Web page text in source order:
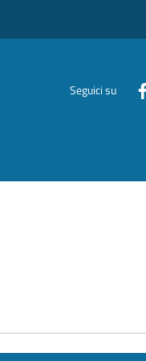
Seguici su